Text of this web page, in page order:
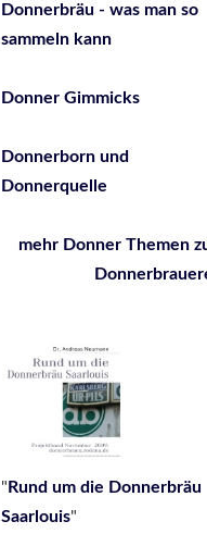
Donnerbräu - was man so
sammeln kann
Donner Gimmicks
Donnerborn und
Donnerquelle
mehr Donner Themen
" Rund um die Donnerbräu
Saarlouis"